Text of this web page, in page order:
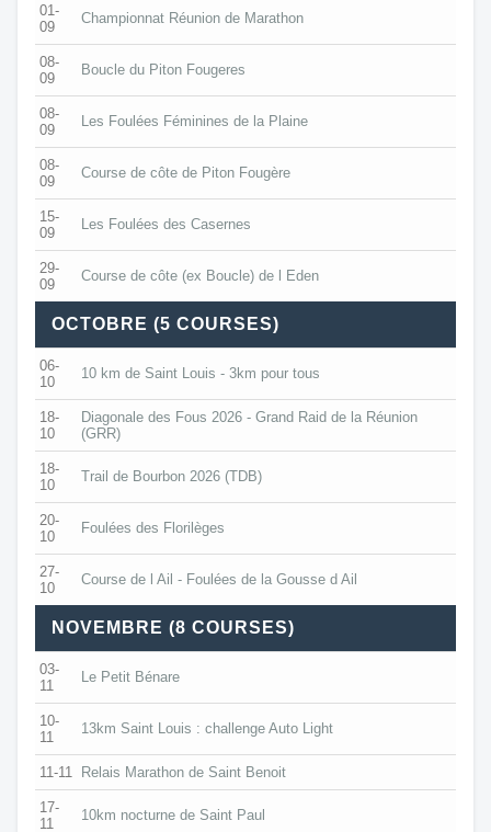
01-
09
Championnat Réunion de Marathon
08-
09
Boucle du Piton Fougeres
08-
09
Les Foulées Féminines de la Plaine
08-
09
Course de côte de Piton Fougère
15-
09
Les Foulées des Casernes
29-
09
Course de côte (ex Boucle) de l Eden
OCTOBRE (5 COURSES)
06-
10
10 km de Saint Louis - 3km pour tous
18-
10
Diagonale des Fous 2026 - Grand Raid de la Réunion
(GRR)
18-
10
Trail de Bourbon 2026 (TDB)
20-
10
Foulées des Florilèges
27-
10
Course de l Ail - Foulées de la Gousse d Ail
NOVEMBRE (8 COURSES)
03-
11
Le Petit Bénare
10-
11
13km Saint Louis : challenge Auto Light
11-11 Relais Marathon de Saint Benoit
17-
11
10km nocturne de Saint Paul